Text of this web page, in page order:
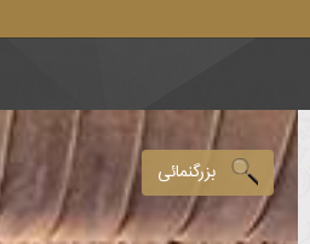
بزرگنمائی